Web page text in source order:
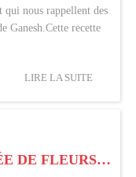
qui nous rappellent des
Ganesh.Cette recette
LIRE LA SUITE
CRÈME GLACÉE À LA GELÉE DE FLEURS DE VIOLETTES ET MASCARPONE